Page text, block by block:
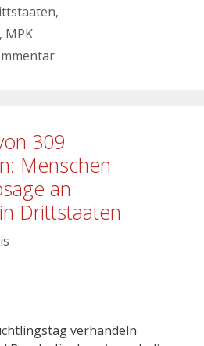
,
, MPK
309
Menschen
an
Drittstaaten
verhandeln